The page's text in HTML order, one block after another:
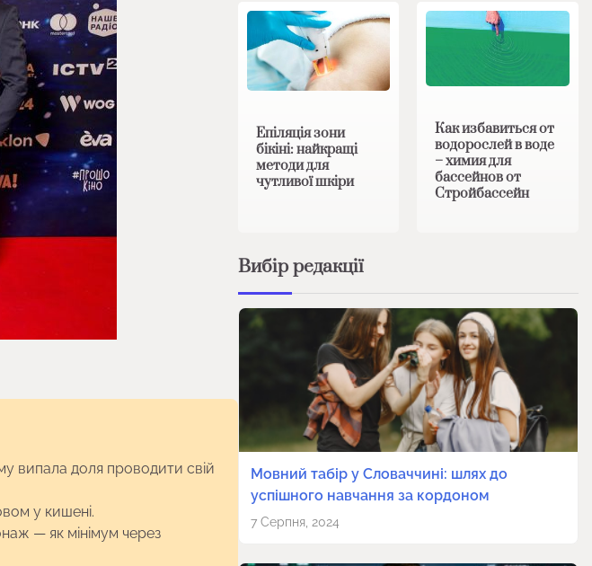
випала доля проводити свій
у кишені.
— як мінімум через
Епіляція зони
бікіні: найкращі
методи для
чутливої ​​шкіри
Как избавиться от
водорослей в воде
– химия для
бассейнов от
Стройбассейн
Вибір редакції
Мовний табір у Словаччині: шлях до
успішного навчання за кордоном
7 Серпня, 2024